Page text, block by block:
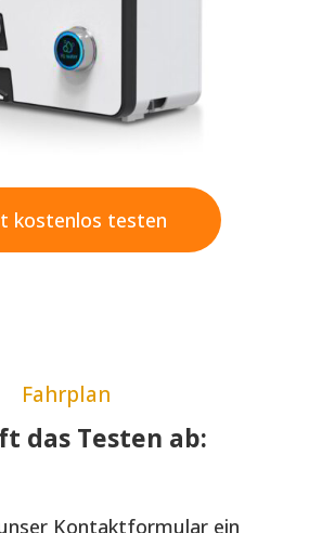
kostenlos testen
Fahrplan
das Testen ab:
Kontaktformular ein